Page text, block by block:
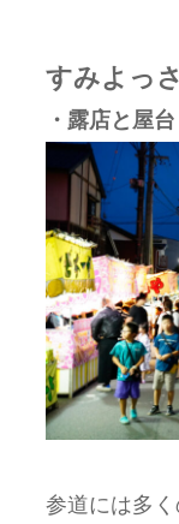
すみよっ
・露店と屋台
参道には多